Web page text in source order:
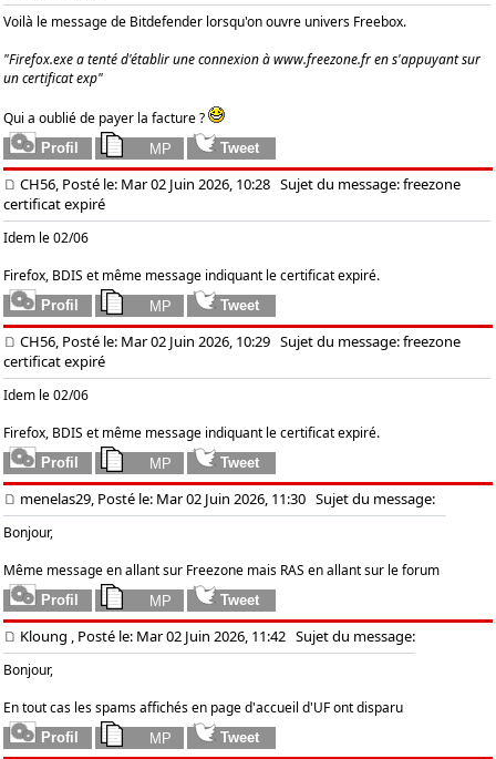
Voilà le message de Bitdefender lorsqu'on ouvre univers Freebox.
"Firefox.exe a tenté d'établir une connexion àwww.freezone.fren s'appuyant sur
un certificat exp"
Qui a oublié de payer la facture ?
CH56, Posté le: Mar 02 Juin 2026, 10:28 Sujet du message: freezone
certificat expiré
Idem le 02/06
Firefox, BDIS et même message indiquant le certificat expiré.
CH56, Posté le: Mar 02 Juin 2026, 10:29 Sujet du message: freezone
certificat expiré
Idem le 02/06
Firefox, BDIS et même message indiquant le certificat expiré.
menelas29, Posté le: Mar 02 Juin 2026, 11:30 Sujet du message:
Bonjour,
Même message en allant sur Freezone mais RAS en allant sur le forum
Kloung , Posté le: Mar 02 Juin 2026, 11:42 Sujet du message:
Bonjour,
En tout cas les spams affichés en page d'accueil d'UF ont disparu